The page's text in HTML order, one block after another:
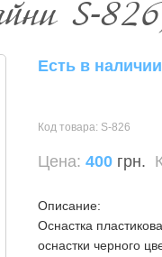
S-
Есть в наличии
Код товара: S-826
Цена: 400 грн.
Описание:
Оснастка
оснастки черного